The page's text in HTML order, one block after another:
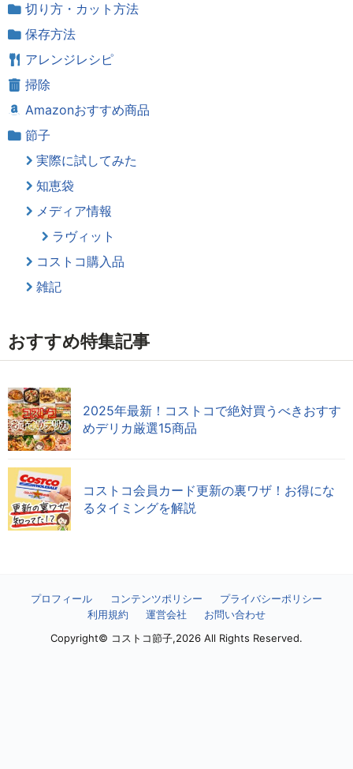
切り方・カット方法
保存方法
アレンジレシピ
掃除
Amazonおすすめ商品
節子
実際に試してみた
知恵袋
メディア情報
ラヴィット
コストコ購入品
雑記
おすすめ特集記事
2025年最新！コストコで絶対買うべきおすす
めデリカ厳選15商品
コストコ会員カード更新の裏ワザ！お得にな
るタイミングを解説
プロフィール コンテンツポリシー
プライバシーポリシー
利用規約
運営会社
お問い合わせ
Copyright© コストコ節子,2026 All Rights Reserved.